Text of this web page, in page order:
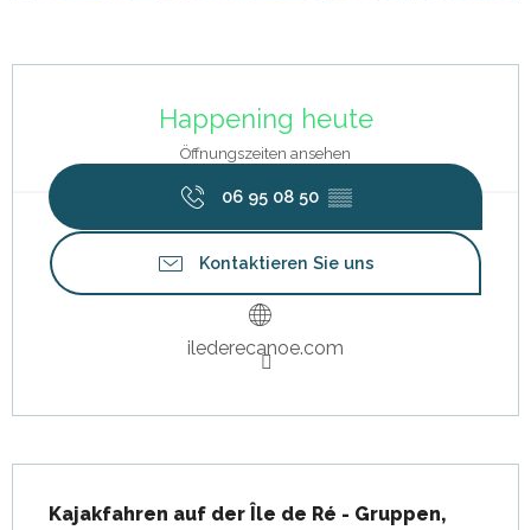
Happening heute
Öffnungszeiten ansehen
06 95 08 50 ▒▒
Kontaktieren Sie uns
ilederecanoe.com
Kajakfahren auf der Île de Ré - Gruppen,